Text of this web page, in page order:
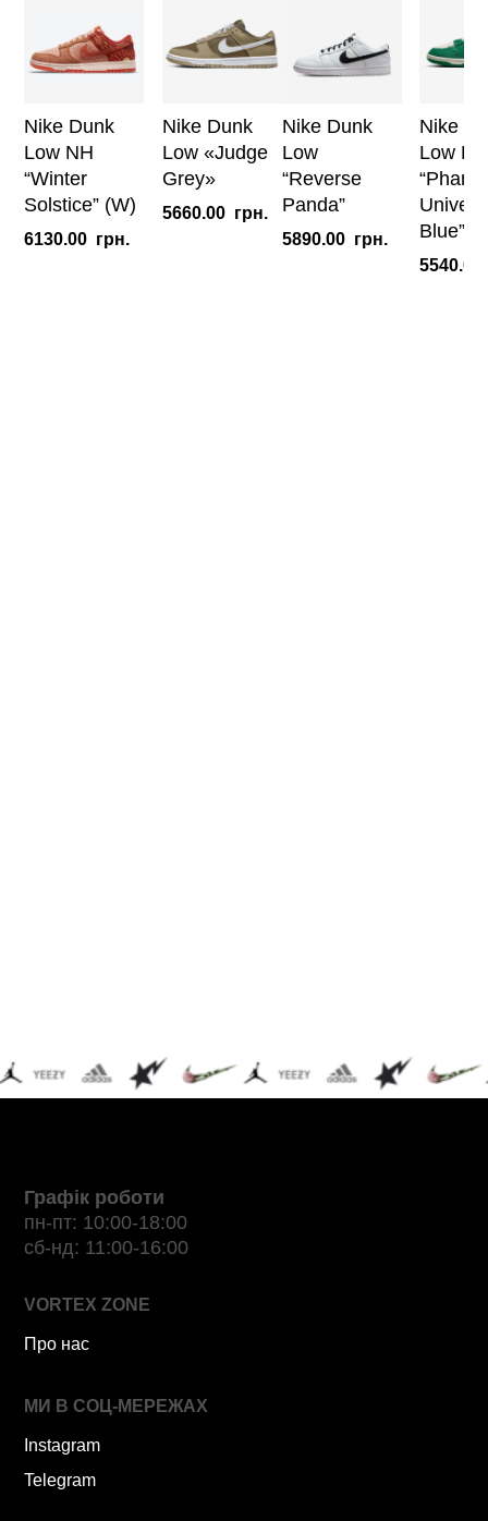
Nike Dunk
Low NH
“Winter
Solstice” (W)
6130.00 грн.
Nike Dunk
Low «Judge
Grey»
5660.00 грн.
Nike Dunk
Low
“Reverse
Panda”
5890.00 грн.
Nike
Low
Blue”
5540.00
Графік роботи
пн-пт: 10:00-18:00
сб-нд: 11:00-16:00
VORTEX ZONE
Про нас
МИ В СОЦ-МЕРЕЖАХ
Instagram
Telegram